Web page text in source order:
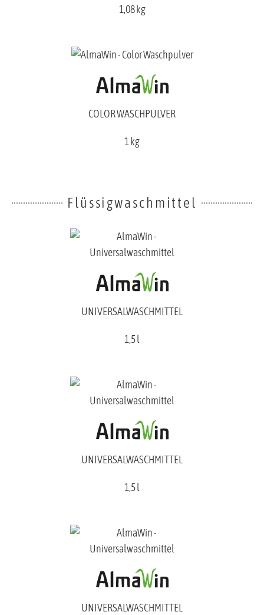
1,08 kg
COLOR WASCHPULVER
1 kg
Flüssigwaschmittel
UNIVERSALWASCHMITTEL
1,5 l
UNIVERSALWASCHMITTEL
1,5 l
UNIVERSALWASCHMITTEL